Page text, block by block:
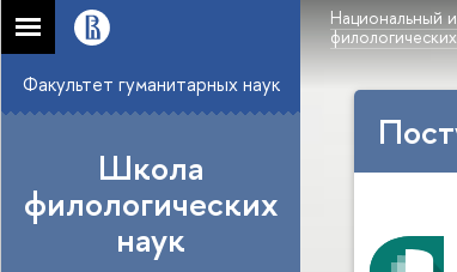
Национальный
Факультет гуманитарных наук
Школа
филологических
наук